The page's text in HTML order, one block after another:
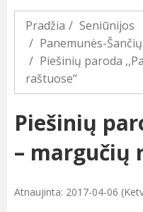
Pradžia
Seniūnijos
Panemunės-
Piešinių paroda
raštuose“
Piešinių
– margučių
Atnaujinta: 2017-04-06